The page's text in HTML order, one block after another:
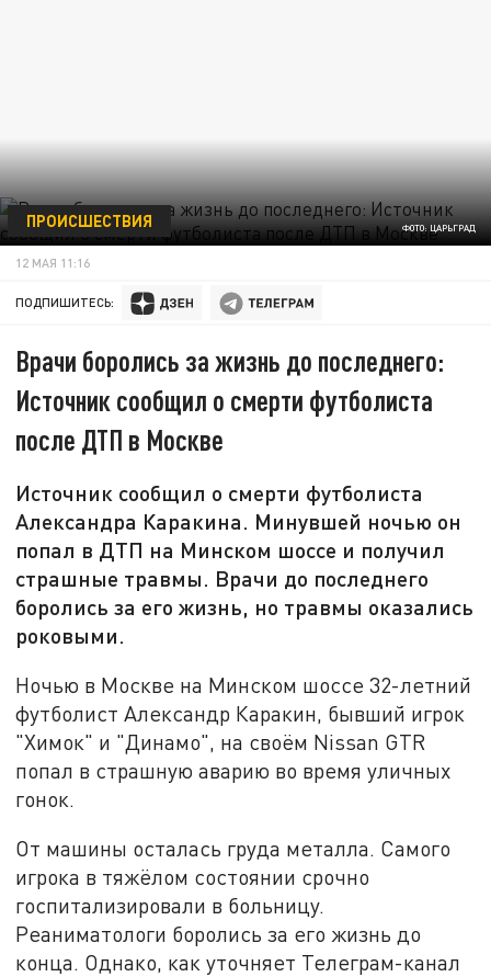
ФОТО: ЦАРЬГРАД
ПРОИСШЕСТВИЯ
12 МАЯ 11:16
ПОДПИШИТЕСЬ:
Врачи боролись за жизнь до последнего:
Источник сообщил о смерти футболиста
после ДТП в Москве
Источник сообщил о смерти футболиста
Александра Каракина. Минувшей ночью он
попал в ДТП на Минском шоссе и получил
страшные травмы. Врачи до последнего
боролись за его жизнь, но травмы оказались
роковыми.
Ночью в Москве на Минском шоссе 32-летний
футболист Александр Каракин, бывший игрок
"Химок" и "Динамо", на своём Nissan GTR
попал в страшную аварию во время уличных
гонок.
От машины осталась груда металла. Самого
игрока в тяжёлом состоянии срочно
госпитализировали в больницу.
Реаниматологи боролись за его жизнь до
конца. Однако, как уточняет Телеграм-канал